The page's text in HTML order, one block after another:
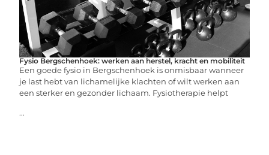
Fysio Bergschenhoek: werken aan herstel, kracht en mobiliteit
Een goede fysio in Bergschenhoek is onmisbaar wanneer
je last hebt van lichamelijke klachten of wilt werken aan
een sterker en gezonder lichaam. Fysiotherapie helpt
...